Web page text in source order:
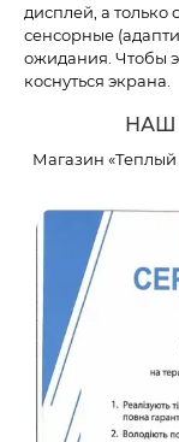
дисплей, а
сенсорные
ожидания. Чтобы
коснуться экрана.
НАШ
Магазин